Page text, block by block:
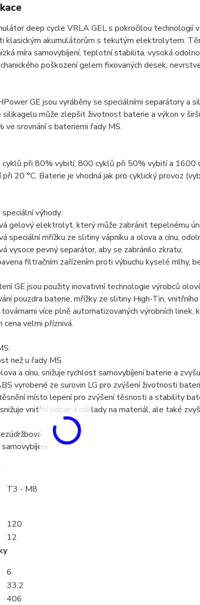
deep cycle VRLA GEL s pokročilou technologií
klasickým akumulátorům s tekutým elektrolytem.
míra samovybíjení, teplotní stabilita, vysoká
poškození gelem fixovaných desek,
GE jsou vyráběny se speciálními separátory a
silikagelu může zlepšit životnost baterie a výkon v
ve srovnání s bateriemi řady MS.
cyklů při 80% vybití, 800 cyklů při 50% vybití a
20 °C. Baterie je vhodná jak pro cyklický provoz
výhody:
gelový elektrolyt, který může zabránit tepelnému
speciální mřížku ze slitiny vápníku a olova a cínu,
vysoce pevný separátor, aby se zabránilo zkratu;
filtračním zařízením proti výbuchu kyselé mlhy,
GE jsou použity inovativní technologie výrobců
pouzdra baterie, mřížky ze slitiny High-Tin,
více plně automatizovaných výrobních
cena velmi příznivá.
než u řady MS.
a cínu, snižuje rychlost samovybíjení baterie a
vyrobené ze surovin LG pro zvýšení životnosti
místo lepení pro zvýšení těsnosti a stability
vnitřní odpor a náklady na materiál, ale také
T3 - M8
120
12
6
33,2
406